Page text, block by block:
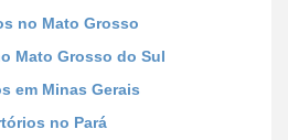
no Mato Grosso
Mato Grosso do Sul
em Minas Gerais
no Pará